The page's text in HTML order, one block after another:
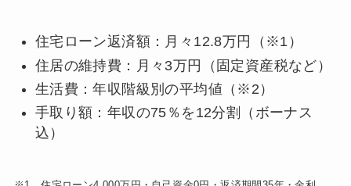
住宅ローン返済額：月々12.8万円（※1）
住居の維持費：月々3万円（固定資産税など）
生活費：年収階級別の平均値（※2）
手取り額：年収の75％を12分割（ボーナス
込）